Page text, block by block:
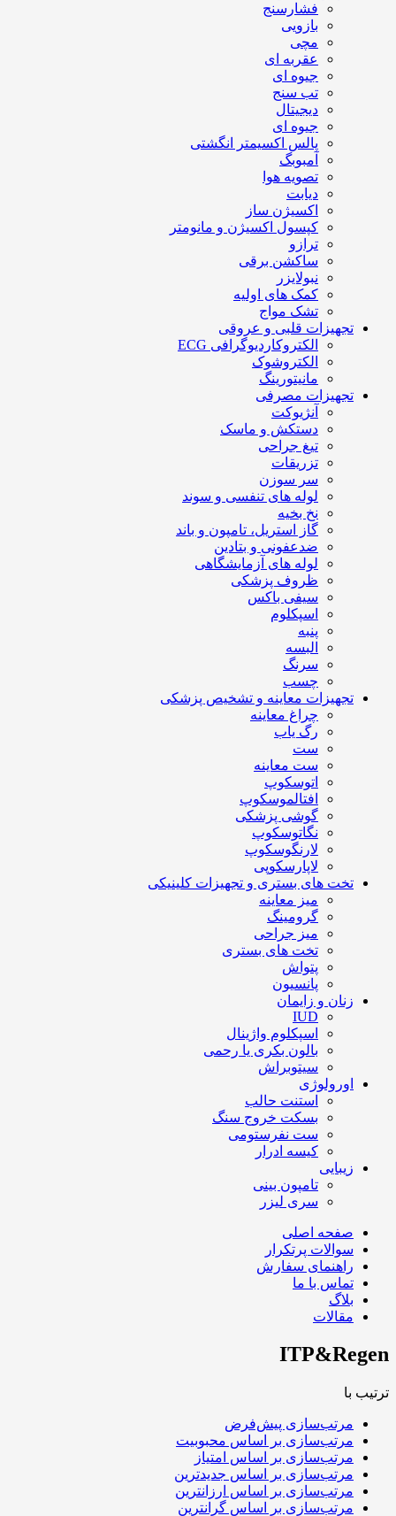
فشارسنج
بازویی
مچی
عقربه ای
جیوه ای
تب سنج
دیجیتال
جیوه ای
پالس اکسیمتر انگشتی
آمبوبگ
تصویه هوا
دیابت
اکسیژن ساز
کپسول اکسیژن و مانومتر
ترازو
ساکشن برقی
نبولایزر
کمک های اولیه
تشک مواج
تجهیزات قلبی و عروقی
الکتروکاردیوگرافی ECG
الکتروشوک
مانیتورینگ
تجهیزات مصرفی
آنژیوکت
دستکش و ماسک
تیغ جراحی
تزریقات
سر سوزن
لوله های تنفسی و سوند
نخ بخیه
گاز استریل، تامپون و باند
ضدعفونی و بتادین
لوله های آزمایشگاهی
ظروف پزشکی
سیفی باکس
اسپکلوم
پنبه
البسه
سرنگ
چسب
تجهیزات معاینه و تشخیص پزشکی
چراغ معاینه
رگ یاب
ست
ست معاینه
اتوسکوپ
افتالموسکوپ
گوشی پزشکی
نگاتوسکوپ
لارنگوسکوپ
لاپارسکوپی
تخت های بستری و تجهیزات کلینیکی
میز معاینه
گرومینگ
میز جراحی
تخت های بستری
پتواش
پانسیون
زنان و زایمان
IUD
اسپکلوم واژینال
بالون بکری یا رحمی
سیتوبراش
اورولوژی
استنت حالب
بسکت خروج سنگ
ست نفرستومی
کیسه ادرار
زیبایی
تامپون بینی
سری لیزر
صفحه اصلی
سوالات پرتکرار
راهنمای سفارش
تماس با ما
بلاگ
مقالات
ITP&Regen
ترتیب با
مرتب‌سازی پیش‌فرض
مرتب‌سازی بر اساس محبوبیت
مرتب‌سازی بر اساس امتیاز
مرتب‌سازی بر اساس جدیدترین
مرتب‌سازی بر اساس ارزانترین
مرتب‌سازی بر اساس گرانترین